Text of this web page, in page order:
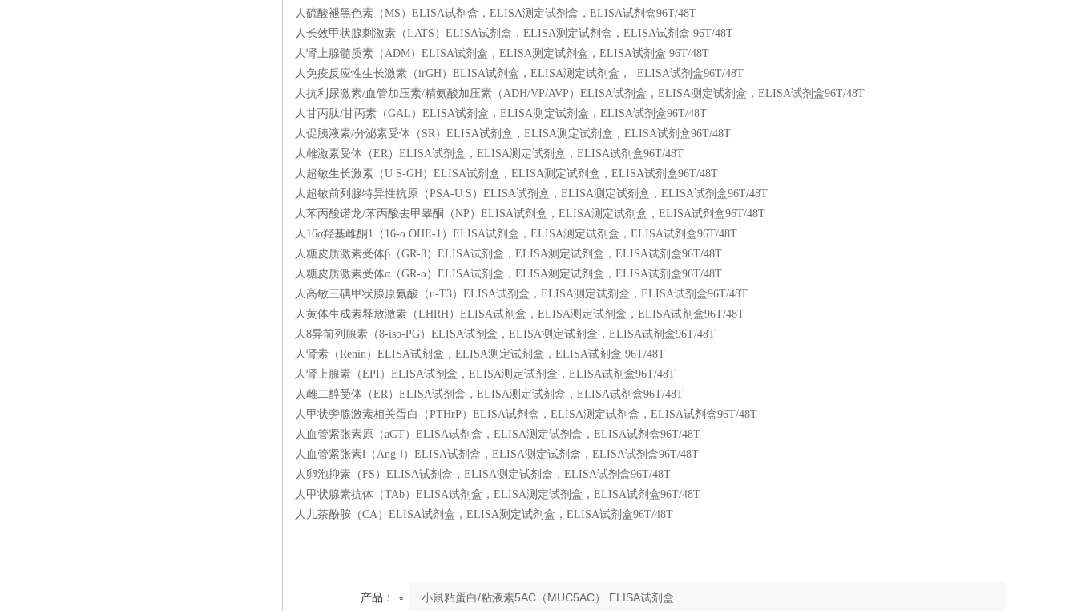
人硫酸褪黑色素（MS）ELISA试剂盒，ELISA测定试剂盒，ELISA试剂盒96T/48T
人长效甲状腺刺激素（LATS）ELISA试剂盒，ELISA测定试剂盒，ELISA试剂盒 96T/48T
人肾上腺髓质素（ADM）ELISA试剂盒，ELISA测定试剂盒，ELISA试剂盒 96T/48T
人免疫反应性生长激素（irGH）ELISA试剂盒，ELISA测定试剂盒，
ELISA试剂盒96T/48T
人抗利尿激素/血管加压素/精氨酸加压素（ADH/VP/AVP）ELISA试剂盒，ELISA测定试剂盒，ELISA试剂盒96T/48T
人甘丙肽/甘丙素（GAL）ELISA试剂盒，ELISA测定试剂盒，ELISA试剂盒96T/48T
人促胰液素/分泌素受体（SR）ELISA试剂盒，ELISA测定试剂盒，ELISA试剂盒96T/48T
人雌激素受体（ER）ELISA试剂盒，ELISA测定试剂盒，ELISA试剂盒96T/48T
人超敏生长激素（U S-GH）ELISA试剂盒，ELISA测定试剂盒，ELISA试剂盒96T/48T
人超敏前列腺特异性抗原（PSA-U S）ELISA试剂盒，ELISA测定试剂盒，ELISA试剂盒96T/48T
人苯丙酸诺龙/苯丙酸去甲睾酮（NP）ELISA试剂盒，ELISA测定试剂盒，ELISA试剂盒96T/48T
人16α羟基雌酮1（16-α OHE-1）ELISA试剂盒，ELISA测定试剂盒，ELISA试剂盒96T/48T
人糖皮质激素受体β（GR-β）ELISA试剂盒，ELISA测定试剂盒，ELISA试剂盒96T/48T
人糖皮质激素受体α（GR-α）ELISA试剂盒，ELISA测定试剂盒，ELISA试剂盒96T/48T
人高敏三碘甲状腺原氨酸（u-T3）ELISA试剂盒，ELISA测定试剂盒，ELISA试剂盒96T/48T
人黄体生成素释放激素（LHRH）ELISA试剂盒，ELISA测定试剂盒，ELISA试剂盒96T/48T
人8异前列腺素（8-iso-PG）ELISA试剂盒，ELISA测定试剂盒，ELISA试剂盒96T/48T
人肾素（Renin）ELISA试剂盒，ELISA测定试剂盒，ELISA试剂盒 96T/48T
人肾上腺素（EPI）ELISA试剂盒，ELISA测定试剂盒，ELISA试剂盒96T/48T
人雌二醇受体（ER）ELISA试剂盒，ELISA测定试剂盒，ELISA试剂盒96T/48T
人甲状旁腺激素相关蛋白（PTHrP）ELISA试剂盒，ELISA测定试剂盒，ELISA试剂盒96T/48T
人血管紧张素原（aGT）ELISA试剂盒，ELISA测定试剂盒，ELISA试剂盒96T/48T
人血管紧张素Ⅰ（Ang-Ⅰ）ELISA试剂盒，ELISA测定试剂盒，ELISA试剂盒96T/48T
人卵泡抑素（FS）ELISA试剂盒，ELISA测定试剂盒，ELISA试剂盒96T/48T
人甲状腺素抗体（TAb）ELISA试剂盒，ELISA测定试剂盒，ELISA试剂盒96T/48T
人儿茶酚胺（CA）ELISA试剂盒，ELISA测定试剂盒，ELISA试剂盒96T/48T
产品：